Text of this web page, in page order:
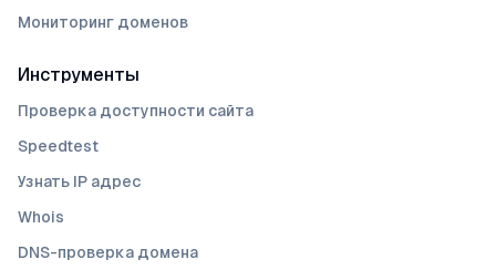
Мониторинг доменов
Инструменты
Проверка доступности сайта
Speedtest
Узнать IP адрес
Whois
DNS-проверка домена